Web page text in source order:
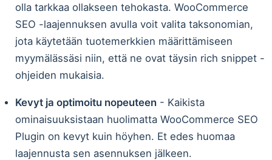
olla tarkkaa ollakseen tehokasta. WooCommerce
SEO -laajennuksen avulla voit valita taksonomian,
jota käytetään tuotemerkkien määrittämiseen
myymälässäsi niin, että ne ovat täysin rich snippet -
ohjeiden mukaisia.
Kevyt ja optimoitu nopeuteen- Kaikista
ominaisuuksistaan huolimatta WooCommerce SEO
Plugin on kevyt kuin höyhen. Et edes huomaa
laajennusta sen asennuksen jälkeen.